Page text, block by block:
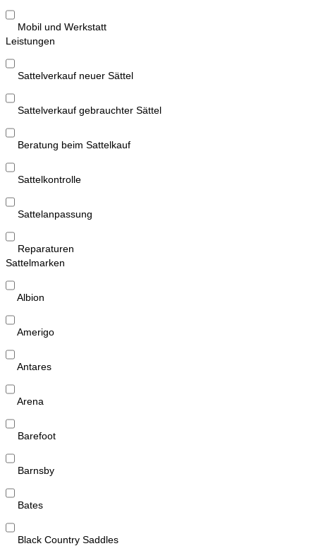
Mobil und Werkstatt
Leistungen
Sattelverkauf neuer Sättel
Sattelverkauf gebrauchter Sättel
Beratung beim Sattelkauf
Sattelkontrolle
Sattelanpassung
Reparaturen
Sattelmarken
Albion
Amerigo
Antares
Arena
Barefoot
Barnsby
Bates
Black Country Saddles